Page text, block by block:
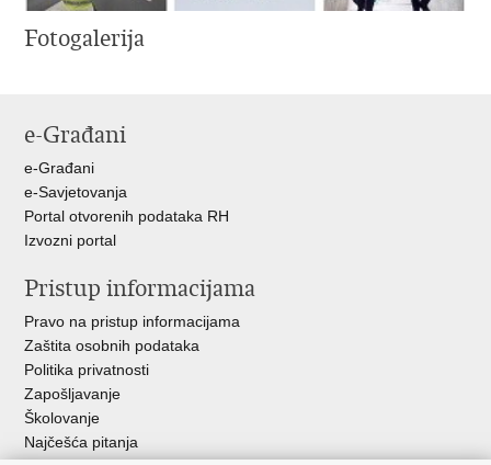
Fotogalerija
e-Građani
e-Građani
e-Savjetovanja
Portal otvorenih podataka RH
Izvozni portal
Pristup informacijama
Pravo na pristup informacijama
Zaštita osobnih podataka
Politika privatnosti
Zapošljavanje
Školovanje
Najčešća pitanja